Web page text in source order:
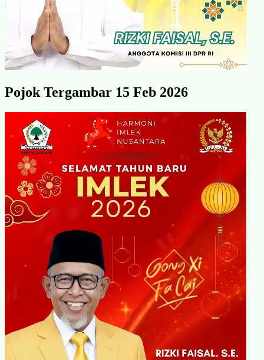
Pojok Tergambar 15 Feb 2026